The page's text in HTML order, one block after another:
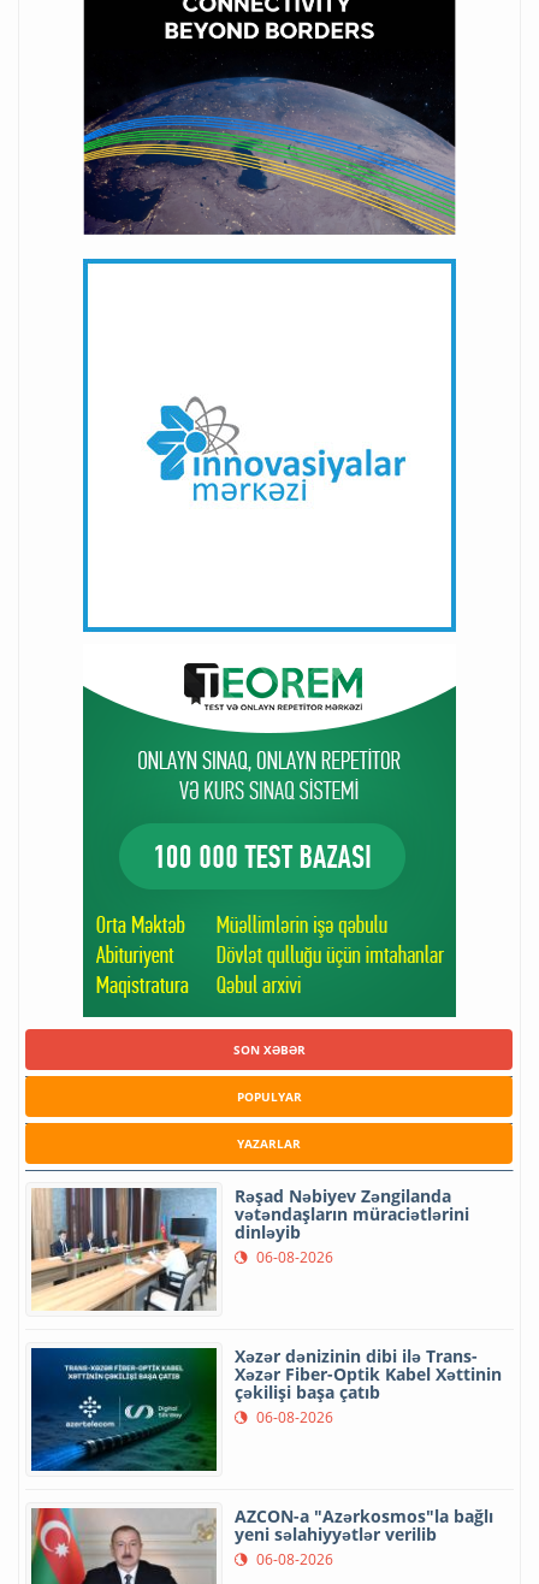
SON XƏBƏR
POPULYAR
YAZARLAR
Rəşad Nəbiyev Zəngilanda
vətəndaşların müraciətlərini
dinləyib
06-08-2026
Xəzər dənizinin dibi ilə Trans-
Xəzər Fiber-Optik Kabel Xəttinin
çəkilişi başa çatıb
06-08-2026
AZCON-a "Azərkosmos"la bağlı
yeni səlahiyyətlər verilib
06-08-2026